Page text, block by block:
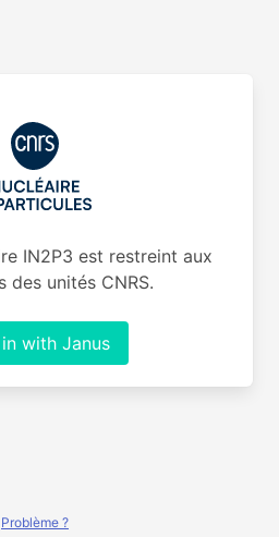
IN2P3 est restreint aux
des unités CNRS.
with Janus
Problème ?